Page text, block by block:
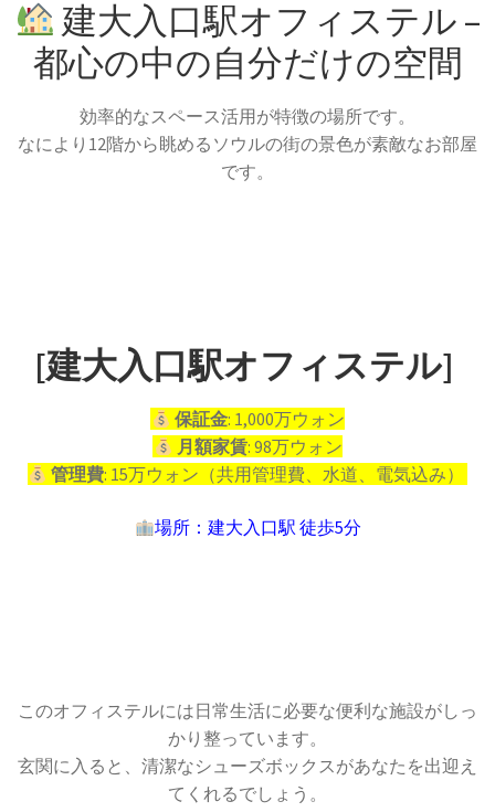
建大入口駅オフィステル –
都心の中の自分だけの空間
効率的なスペース活用が特徴の場所です。
なにより12階から眺めるソウルの街の景色が素敵なお部屋
です。
[建大入口駅オフィステル]
保証金: 1,000万ウォン
月額家賃: 98万ウォン
管理費: 15万ウォン（共用管理費、水道、電気込み）
場所：建大入口駅 徒歩5分
このオフィステルには日常生活に必要な便利な施設がしっ
かり整っています。
玄関に入ると、清潔なシューズボックスがあなたを出迎え
てくれるでしょう。